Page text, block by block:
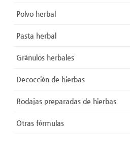
Polvo herbal
Pasta herbal
Gránulos herbales
Decocción de hierbas
Rodajas preparadas de hierbas
Otras fórmulas